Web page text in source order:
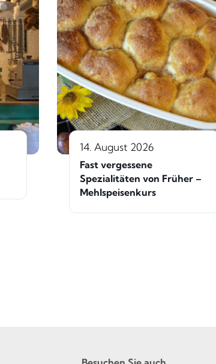
14. August 2026
Fast vergessene
Spezialitäten von Früher –
Mehlspeisenkurs